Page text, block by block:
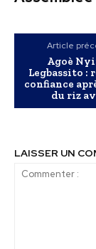
Article
Agoè
Legbassito :
confiance
du riz
LAISSER UN